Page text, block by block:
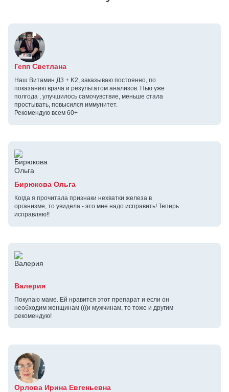
Гепп Светлана
Наш Витамин Д3 + K2, заказываю постоянно, по
показанию врача и результатом анализов. Пью уже
полгода , улучшилось самочувствие, меньше стала
простывать, повысился иммунитет.
Рекомендую всем 60+
Бирюкова Ольга
Когда я прочитала признаки нехватки железа в
организме, то увидела - это мне надо исправить! Теперь
исправляю!!
Валерия
Покупаю маме. Ей нравится этот препарат и если он
необходим женщинам (((и мужчинам, то тоже и другим
рекомендую!
Орлова Ирина Евгеньевна